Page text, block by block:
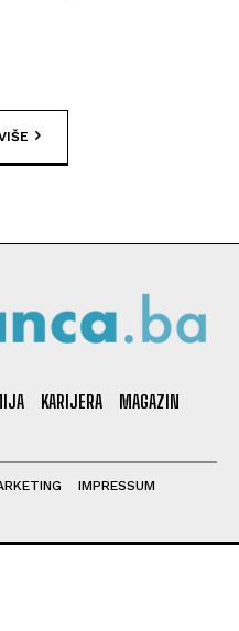
KARIJERA
MAGAZIN
IMPRESSUM